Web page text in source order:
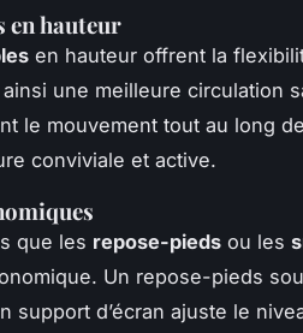
en hauteur
en hauteur offrent la
une meilleure circulation
le mouvement tout au long
conviviale et active.
que les repose-pieds ou les
Un repose-pieds
support d’écran ajuste le